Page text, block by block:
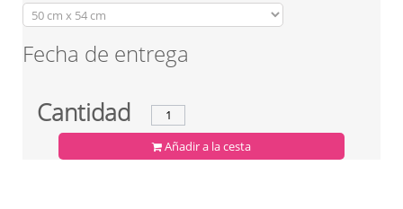
Fecha de entrega
Cantidad
Añadir a la cesta